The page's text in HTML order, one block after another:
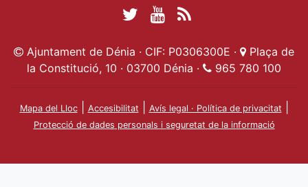
de Dénia
Twitter Ajuntament
de Dénia
Ajuntament de
Dénia
Actualitat
Ajuntament
Ajuntament de Dénia · CIF: P0306300E ·
Plaça de
la Constitució, 10 · 03700 Dénia ·
965 780 100
Mapa del Lloc| Accesibilitat Avís legal · Política de privacitat
Protecció de dades personals i seguretat de la informació